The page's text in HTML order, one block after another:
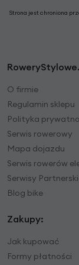
Strona jest chroniona
O firmie
Regulamin sklepu
Polityka
Serwis rowerowy
Mapa dojazdu
Serwis rowerów
Serwisy
Blog bike
Zakupy:
Jak kupować
Formy płatności